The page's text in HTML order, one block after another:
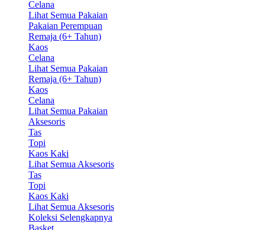
Celana
Lihat Semua Pakaian
Pakaian Perempuan
Remaja (6+ Tahun)
Kaos
Celana
Lihat Semua Pakaian
Remaja (6+ Tahun)
Kaos
Celana
Lihat Semua Pakaian
Aksesoris
Tas
Topi
Kaos Kaki
Lihat Semua Aksesoris
Tas
Topi
Kaos Kaki
Lihat Semua Aksesoris
Koleksi Selengkapnya
Basket